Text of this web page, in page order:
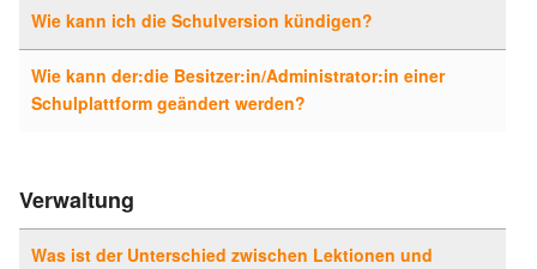
Wie kann ich die Schulversion kündigen?
Wie kann der:die Besitzer:in/Administrator:in einer
Schulplattform geändert werden?
Verwaltung
Was ist der Unterschied zwischen Lektionen und